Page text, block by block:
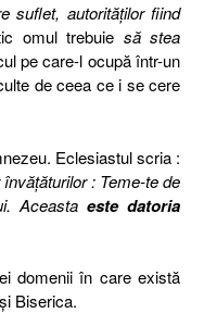
suflet, autorităţilor fiind
omul trebuie săstea
pe care-l ocupă într-un
de ceea ce i se cere
Eclesiastul scria :
: Teme-te de
Aceastaeste datoria
domenii în care există
Biserica.